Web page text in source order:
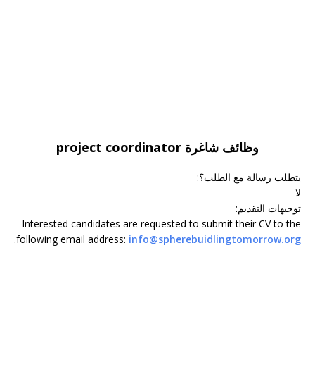
وظائف شاغرة project coordinator
يتطلب رسالة مع الطلب؟:
لا
توجيهات التقديم:
Interested candidates are requested to submit their CV to the
following email address: info@spherebuidlingtomorrow.org
.